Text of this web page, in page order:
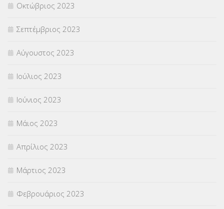
Οκτώβριος 2023
Σεπτέμβριος 2023
Αύγουστος 2023
Ιούλιος 2023
Ιούνιος 2023
Μάιος 2023
Απρίλιος 2023
Μάρτιος 2023
Φεβρουάριος 2023